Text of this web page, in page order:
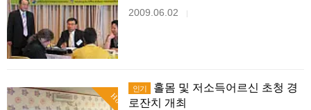
2009.06.02 |
Hot
인기
홀몸 및 저소득어르신 초청 경
로잔치 개최